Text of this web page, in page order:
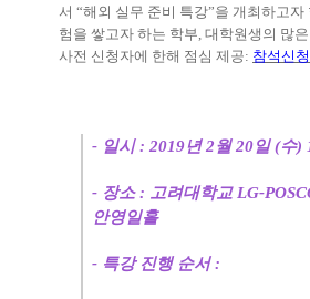
서 “해외 실무 준비 특강”을 개최하고자
험을 쌓고자 하는 학부, 대학원생의 많
사전 신청자에 한해 점심 제공: 참석신
- 일시: 2019년2월20일(수)
- 장소: 고려대학교LG-
안영일홀
- 특강 진행 순서 :